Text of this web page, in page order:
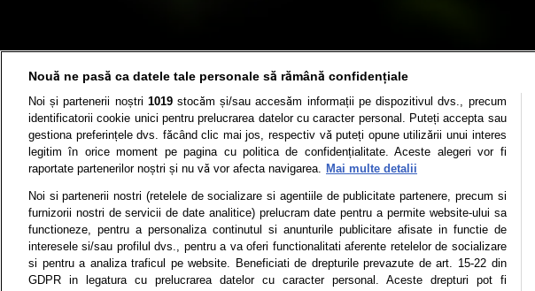
Termeni si conditii Politica de confidentialitate
Nouă ne pasă ca datele tale personale să rămână confidențiale
Noi și partenerii noștri 1019stocăm și/sau accesăm informații pe dispozitivul dvs., precum
identificatorii cookie unici pentru prelucrarea datelor cu caracter personal. Puteți accepta sau
gestiona preferințele dvs. făcând clic mai jos, respectiv vă puteți opune utilizării unui interes
legitim în orice moment pe pagina cu politica de confidențialitate. Aceste alegeri vor fi
raportate partenerilor noștri și nu vă vor afecta navigarea. Mai multe detalii
Noi si partenerii nostri (retelele de socializare si agentiile de publicitate partenere, precum si
furnizorii nostri de servicii de date analitice) prelucram date pentru a permite website-ului sa
functioneze, pentru a personaliza continutul si anunturile publicitare afisate in functie de
interesele si/sau profilul dvs., pentru a va oferi functionalitati aferente retelelor de socializare
si pentru a analiza traficul pe website. Beneficiati de drepturile prevazute de art. 15-22 din
GDPR in legatura cu prelucrarea datelor cu caracter personal. Aceste drepturi pot fi